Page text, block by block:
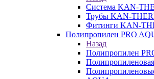
Система KAN-
Трубы KAN-
Фитинги KAN-
Полипропилен PRO
Назад
Полипропилен